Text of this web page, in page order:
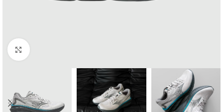
Click to enlarge